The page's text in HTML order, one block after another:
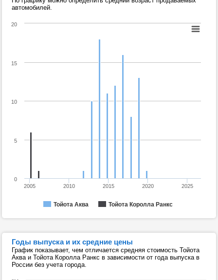
автомобилей.
Тойота Аква Тойота Королла Ранкс
2005 2010 2015 2020 2025
0
5
10
15
20
Годы выпуска и их средние цены
График показывает, чем отличается средняя стоимость Тойота
Аква и Тойота Королла Ранкс в зависимости от года выпуска в
России без учета города.